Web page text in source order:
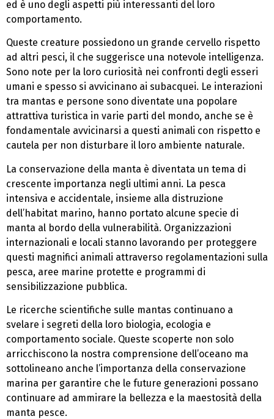
ed è uno degli aspetti più interessanti del loro
comportamento.
Queste creature possiedono un grande cervello rispetto
ad altri pesci, il che suggerisce una notevole intelligenza.
Sono note per la loro curiosità nei confronti degli esseri
umani e spesso si avvicinano ai subacquei. Le interazioni
tra mantas e persone sono diventate una popolare
attrattiva turistica in varie parti del mondo, anche se è
fondamentale avvicinarsi a questi animali con rispetto e
cautela per non disturbare il loro ambiente naturale.
La conservazione della manta è diventata un tema di
crescente importanza negli ultimi anni. La pesca
intensiva e accidentale, insieme alla distruzione
dell’habitat marino, hanno portato alcune specie di
manta al bordo della vulnerabilità. Organizzazioni
internazionali e locali stanno lavorando per proteggere
questi magnifici animali attraverso regolamentazioni sulla
pesca, aree marine protette e programmi di
sensibilizzazione pubblica.
Le ricerche scientifiche sulle mantas continuano a
svelare i segreti della loro biologia, ecologia e
comportamento sociale. Queste scoperte non solo
arricchiscono la nostra comprensione dell’oceano ma
sottolineano anche l’importanza della conservazione
marina per garantire che le future generazioni possano
continuare ad ammirare la bellezza e la maestosità della
manta pesce.